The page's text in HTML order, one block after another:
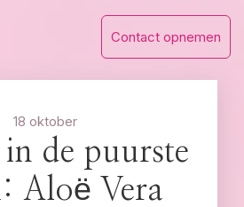
Contact opnemen
18 oktober
in de puurste
Aloë Vera